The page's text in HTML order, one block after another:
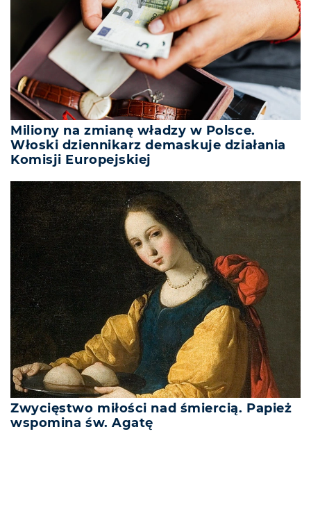
Miliony na zmianę władzy w Polsce.
Włoski dziennikarz demaskuje działania
Komisji Europejskiej
Zwycięstwo miłości nad śmiercią. Papież
wspomina św. Agatę